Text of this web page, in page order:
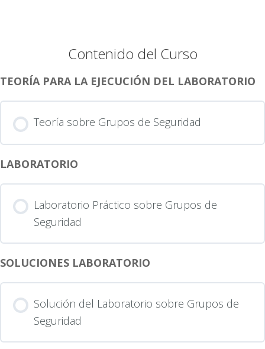
Contenido del Curso
TEORÍA PARA LA EJECUCIÓN DEL LABORATORIO
Teoría sobre Grupos de Seguridad
LABORATORIO
Laboratorio Práctico sobre Grupos de
Seguridad
SOLUCIONES LABORATORIO
Solución del Laboratorio sobre Grupos de
Seguridad